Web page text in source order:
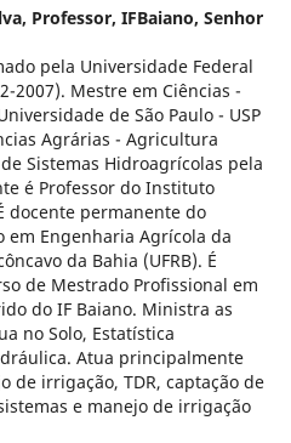
Professor, IFBaiano, Senhor
pela Universidade Federal
2007). Mestre em Ciências -
de São Paulo - USP
Agrárias - Agricultura
Sistemas Hidroagrícolas pela
é Professor do Instituto
docente permanente do
em Engenharia Agrícola da
da Bahia (UFRB). É
de Mestrado Profissional em
do IF Baiano. Ministra as
no Solo, Estatística
Atua principalmente
de irrigação, TDR, captação de
e manejo de irrigação